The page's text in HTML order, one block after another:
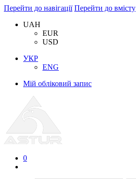
Перейти до навігації Перейти до вмісту
UAH
EUR
USD
УКР
ENG
Мій обліковий запис
0